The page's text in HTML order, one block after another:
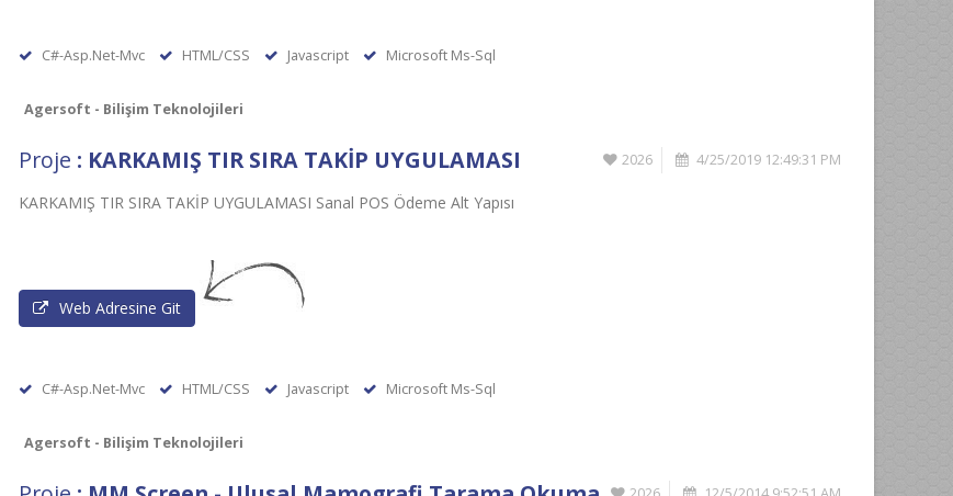
C#-Asp.Net-Mvc HTML/CSS Javascript Microsoft Ms-Sql
Agersoft - Bilişim Teknolojileri
2026 4/25/2019 12:49:31 PM
Proje : KARKAMIŞ TIR SIRA TAKİP UYGULAMASI
KARKAMIŞ TIR SIRA TAKİP UYGULAMASI Sanal POS Ödeme Alt Yapısı
Web Adresine Git
C#-Asp.Net-Mvc HTML/CSS Javascript Microsoft Ms-Sql
Agersoft - Bilişim Teknolojileri